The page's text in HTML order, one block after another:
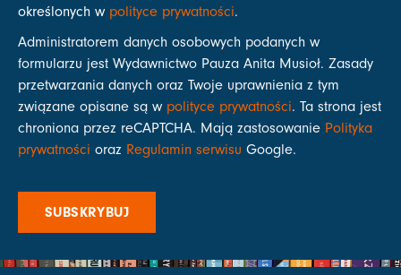
określonych w polityce prywatności.
Administratorem danych osobowych podanych w
formularzu jest Wydawnictwo Pauza Anita Musioł. Zasady
przetwarzania danych oraz Twoje uprawnienia z tym
związane opisane są w polityce prywatności. Ta strona jest
chroniona przez reCAPTCHA. Mają zastosowanie Polityka
prywatności oraz Regulamin serwisu Google.
SUBSKRYBUJ